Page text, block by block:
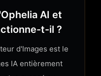
AI et
t-il ?
d'Images est le
IA entièrement